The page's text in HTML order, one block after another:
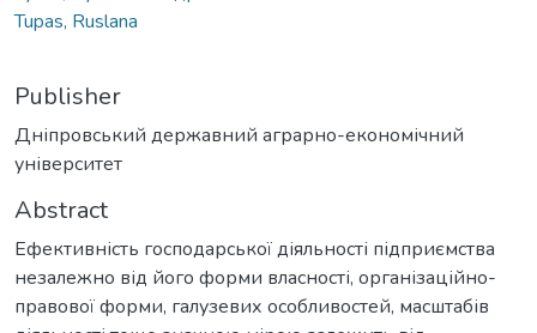
Tupas, Ruslana
Publisher
Дніпровський державний аграрно-економічний
університет
Abstract
Ефективність господарської діяльності підприємства
незалежно від його форми власності, організаційно-
правової форми, галузевих особливостей, масштабів